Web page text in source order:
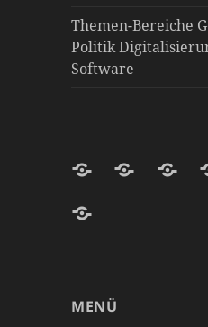
Themen-Bereiche
Politik
Software
Darknight-
Netzwerk-
Plattform
matrix-
MENÜ